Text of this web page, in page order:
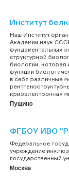
Институт
Наш Институт
Академии наук
фундаментальных
структурной
биологии, которая
функции
в себя различные
криоэлектронная
Пущино
ФГБОУ ИВО
Федеральное
учреждение
государственный
Москва